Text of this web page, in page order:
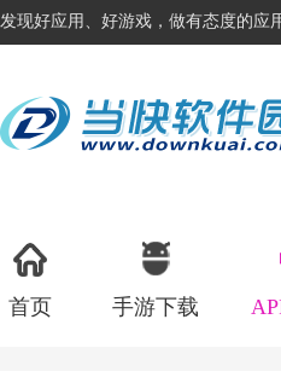
发现好应用、好游戏，做有态度的应
首页 手游下载